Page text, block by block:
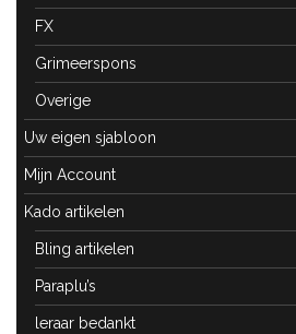
FX
Grimeerspons
Overige
Uw eigen sjabloon
Mijn Account
Kado artikelen
Bling artikelen
Paraplu’s
leraar bedankt